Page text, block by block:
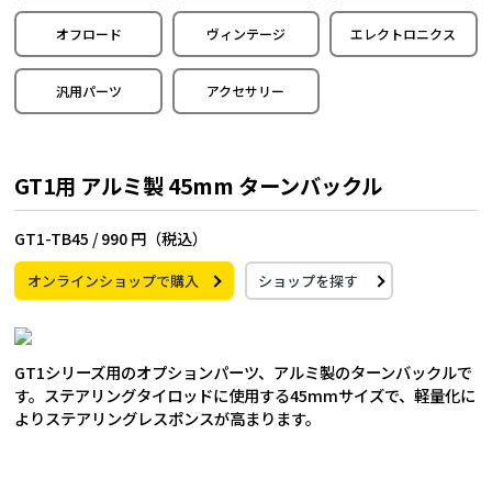
オフロード ヴィンテージ エレクトロニクス
汎用パーツ アクセサリー
GT1用 アルミ製 45mm ターンバックル
GT1-TB45 / 990 円（税込）
オンラインショップで購入 ショップを探す
GT1シリーズ用のオプションパーツ、アルミ製のターンバックルで
す。ステアリングタイロッドに使用する45mmサイズで、軽量化に
よりステアリングレスポンスが高まります。